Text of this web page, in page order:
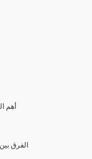
(3)
2- الفرق